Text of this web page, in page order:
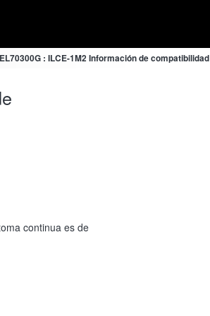
: ILCE-1M2 Información de compatibilidad
continua es de